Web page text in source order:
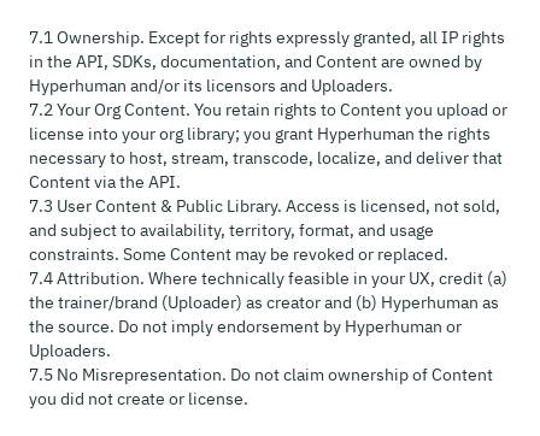
7.1 Ownership. Except for rights expressly granted, all IP rights
in the API, SDKs, documentation, and Content are owned by
Hyperhuman and/or its licensors and Uploaders.
7.2 Your Org Content. You retain rights to Content you upload or
license into your org library; you grant Hyperhuman the rights
necessary to host, stream, transcode, localize, and deliver that
Content via the API.
7.3 User Content & Public Library. Access is licensed, not sold,
and subject to availability, territory, format, and usage
constraints. Some Content may be revoked or replaced.
7.4 Attribution. Where technically feasible in your UX, credit (a)
the trainer/brand (Uploader) as creator and (b) Hyperhuman as
the source. Do not imply endorsement by Hyperhuman or
Uploaders.
7.5 No Misrepresentation. Do not claim ownership of Content
you did not create or license.